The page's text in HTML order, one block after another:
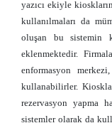
yazıcı ekiyle
kullanılmaları da
oluşan bu sistemin
eklenmektedir.
enformasyon
kullanabilirler.
rezervasyon yapma
sistemler olarak da